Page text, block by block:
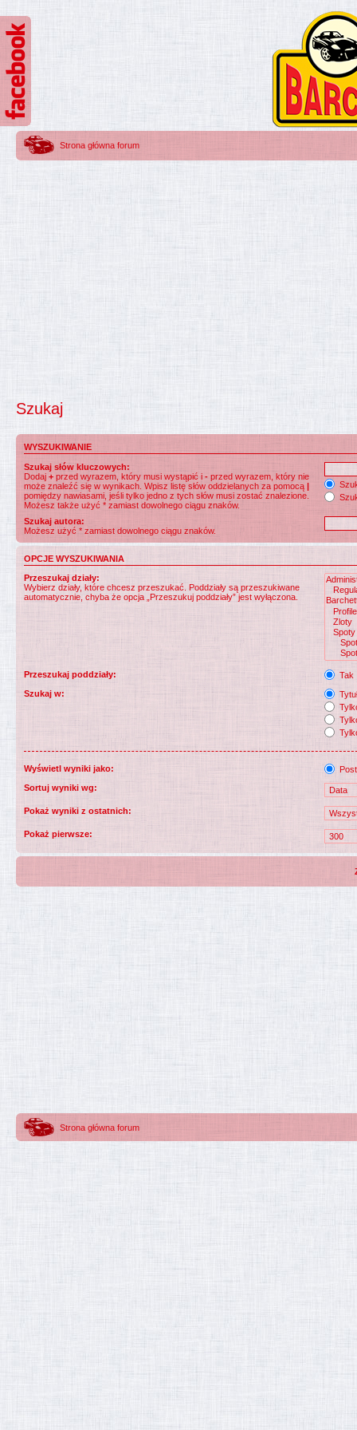
Strona główna forum
Szukaj
WYSZUKIWANIE
Szukaj słów kluczowych:
Dodaj + przed wyrazem, który musi wystąpić i - przed wyrazem, który nie
może znaleźć się w wynikach. Wpisz listę słów oddzielanych za pomocą |
pomiędzy nawiasami, jeśli tylko jedno z tych słów musi zostać znalezione.
Możesz także użyć * zamiast dowolnego ciągu znaków.
Szukaj autora:
Możesz użyć * zamiast dowolnego ciągu znaków.
OPCJE WYSZUKIWANIA
Przeszukaj działy:
Wybierz działy, które chcesz przeszukać. Poddziały są przeszukiwane
automatycznie, chyba że opcja „Przeszukuj poddziały” jest wyłączona.
Przeszukaj poddziały:
Tak
Szukaj w:
Wyświetl wyniki jako:
Sortuj wyniki wg:
Pokaż wyniki z ostatnich:
Pokaż pierwsze:
Strona główna forum